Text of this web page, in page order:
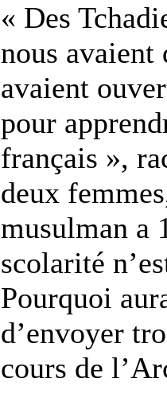
« Des
nous avaient
avaient
pour
français »,
deux
musulman a
scolarité
Pourquoi
d’envoyer
cours de